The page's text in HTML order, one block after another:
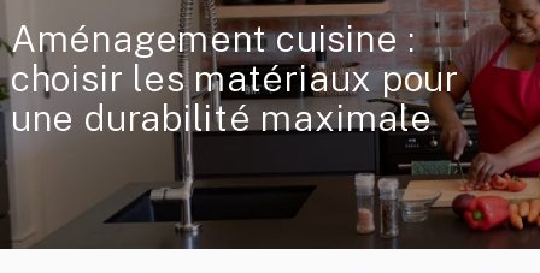
Aménagement cuisine :
choisir les matériaux pour
une durabilité maximale